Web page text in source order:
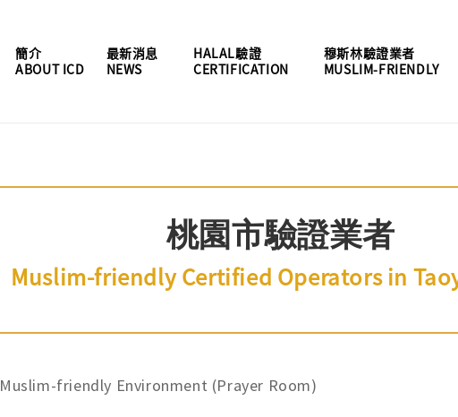
簡介
ABOUT ICD
最新消息
NEWS
HALAL驗證
CERTIFICATION
穆斯林驗證業者
MUSLIM-FRIENDLY
桃園市驗證業者
Muslim-friendly Certified Operators in
Muslim-friendly Environment (Prayer Room)